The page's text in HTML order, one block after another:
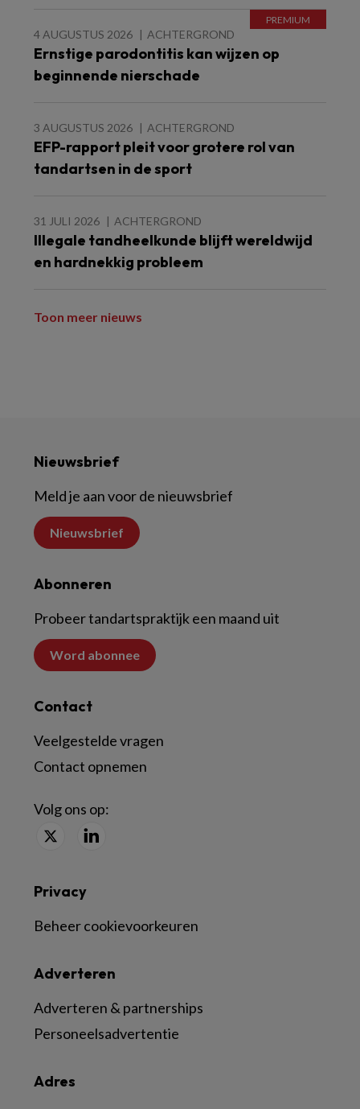
4 AUGUSTUS 2026 ACHTERGROND
Ernstige parodontitis kan wijzen op
beginnende nierschade
3 AUGUSTUS 2026 ACHTERGROND
EFP-rapport pleit voor grotere rol van
tandartsen in de sport
31 JULI 2026 ACHTERGROND
Illegale tandheelkunde blijft wereldwijd
en hardnekkig probleem
Toon meer nieuws
Nieuwsbrief
Meld je aan voor de nieuwsbrief
Nieuwsbrief
Abonneren
Probeer tandartspraktijk een maand uit
Word abonnee
Contact
Veelgestelde vragen
Contact opnemen
Volg ons op:
Adres
Adverteren
Adverteren & partnerships
Personeelsadvertentie
Privacy
Beheer cookievoorkeuren